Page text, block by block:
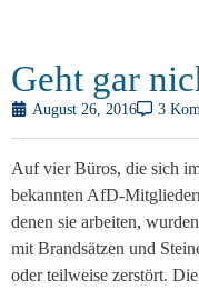
Geht gar
August 26, 2016 3
Auf vier Büros, die sich
bekannten AfD-
denen sie arbeiten,
mit Brandsätzen und
oder teilweise zerstört.